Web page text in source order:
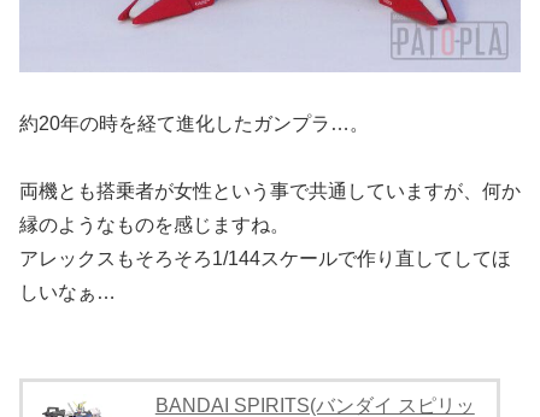
約20年の時を経て進化したガンプラ…。
両機とも搭乗者が女性という事で共通していますが、何か
縁のようなものを感じますね。
アレックスもそろそろ1/144スケールで作り直してしてほ
しいなぁ…
BANDAI SPIRITS(バンダイ スピリッ